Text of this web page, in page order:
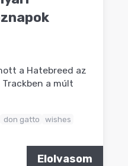
a Hatebreed az
a múlt
don gatto
wishes
Elolvasom